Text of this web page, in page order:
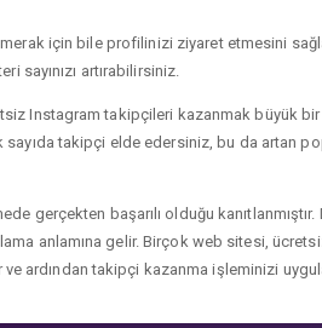
için bile profilinizi ziyaret etmesini
sayınızı artırabilirsiniz.
Instagram takipçileri kazanmak büyük
takipçi elde edersiniz, bu da artan
gerçekten başarılı olduğu
anlamına gelir. Birçok web sitesi,
ardından takipçi kazanma işleminizi